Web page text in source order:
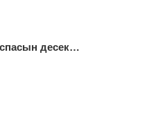
десек…